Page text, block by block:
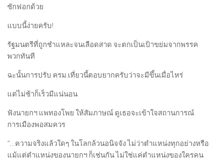
ซักฟอกด้วย
แบบนี้ง่ายครับ!
รัฐมนตรีที่ถูกชำแหละจนเลือดสาด จะตกเป็นเป้าขย่มจากพรรค
พวกทันที
ฉะนั้นการปรับ ครม.เที่ยวนี้ตอบยากครับว่าจะมีขึ้นเมื่อไหร่
แต่ไม่ช้าก็เร็วมีแน่นอน
ฟังนายกฯ แพทองโพย ให้สัมภาษณ์ ดูเธอจะเข้าใจสถานการณ์
การเมืองพอสมควร
“…ความจริงแล้วใดๆ ในโลกล้วนอนิจจัง ไม่ว่าตำแหน่งทุกอย่างหรือ
แม้แต่ตำแหน่งของนายกฯ ก็เช่นกัน ไม่ใช่แค่ตำแหน่งของใครคน